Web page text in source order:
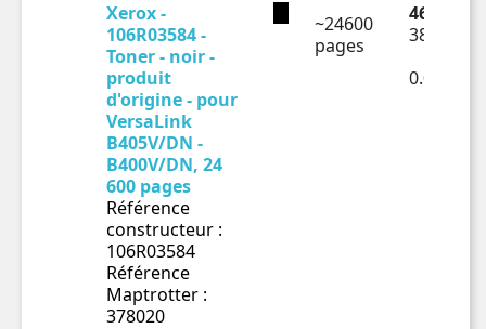
Xerox -
106R03584 -
Toner - noir -
produit
d'origine - pour
VersaLink
B405V/DN -
B400V/DN, 24
600 pages
Référence
constructeur :
106R03584
Référence
Maptrotter :
378020
~24600
pages
466 € TTC
388.33 €